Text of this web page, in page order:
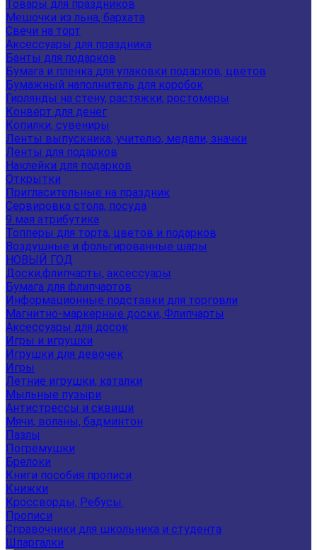
Товары для праздников
Мешочки из льна, бархата
Свечи на торт
Аксессуары для праздника
Банты для подарков
Бумага и пленка для упаковки подарков, цветов
Бумажный наполнитель для коробок
Гирлянды на стену, растяжки, ростомеры
Конверт для денег
Копилки, сувениры
Ленты выпускника, учителю, медали, значки
Ленты для подарков
Наклейки для подарков
Открытки
Пригласительные на праздник
Сервировка стола, посуда
9 мая атрибутика
Топперы для торта, цветов и подарков
Воздушные и фольгированные шары
НОВЫЙ ГОД
Доски,флипчарты, аксессуары
Бумага для флипчартов
Информационные подставки для торговли
Магнитно-маркерные доски, Флипчарты
Аксессуары для досок
Игры и игрушки
Игрушки для девочек
Игры
Летние игрушки, каталки
Мыльные пузыри
Антистрессы и сквиши
Мячи, воланы, бадминтон
Пазлы
Погремушки
Брелоки
Книги пособия прописи
Книжки
Кроссворды, Ребусы.
Прописи
Справочники для школьника и студента
Шпаргалки